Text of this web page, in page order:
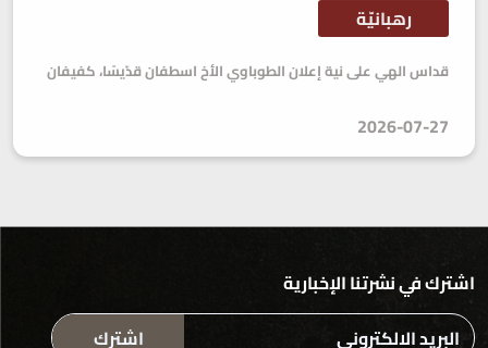
رهبانيّة
قداس الهي على نية إعلان الطوباوي الأخ اسطفان قدّيسًا، كفيفان
2026-07-27
اشترك في نشرتنا الإخبارية
اشترك